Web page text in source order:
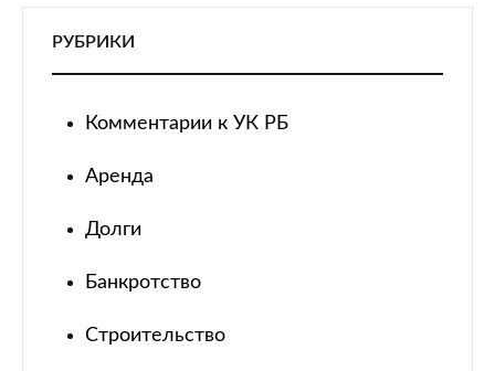
РУБРИКИ
Комментарии к УК РБ
Аренда
Долги
Банкротство
Строительство